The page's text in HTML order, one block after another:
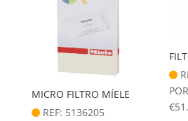
MICRO FILTRO MÍELE
REF: 5136205
€